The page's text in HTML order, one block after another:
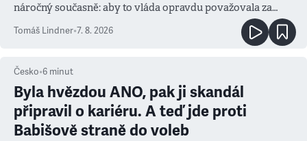
náročný současně: aby to vláda opravdu považovala za
prioritu
Tomáš Lindner•7. 8. 2026
Česko•6 minut
Byla hvězdou ANO, pak ji skandál
připravil o kariéru. A teď jde proti
Babišově straně do voleb